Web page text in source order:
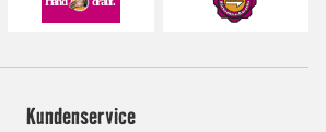
Kundenservice